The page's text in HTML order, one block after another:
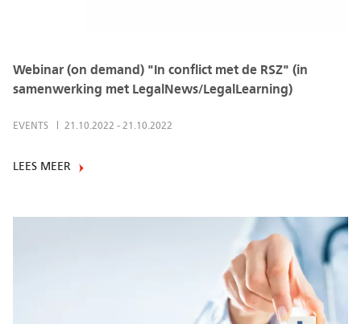
Webinar (on demand) "In conflict met de RSZ" (in
samenwerking met LegalNews/LegalLearning)
EVENTS 21.10.2022 - 21.10.2022
LEES MEER